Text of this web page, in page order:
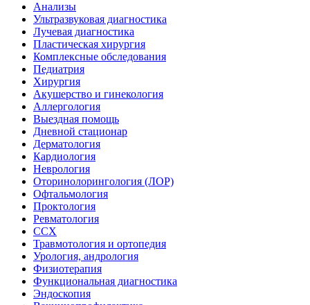
Анализы
Ультразвуковая диагностика
Лучевая диагностика
Пластическая хирургия
Комплексные обследования
Педиатрия
Хирургия
Акушерство и гинекология
Аллергология
Выездная помощь
Дневной стационар
Дерматология
Кардиология
Неврология
Оторинолорингология (ЛОР)
Офтальмология
Проктология
Ревматология
ССХ
Травмотология и ортопедия
Урология, андрология
Физиотерапия
Функциональная диагностика
Эндоскопия